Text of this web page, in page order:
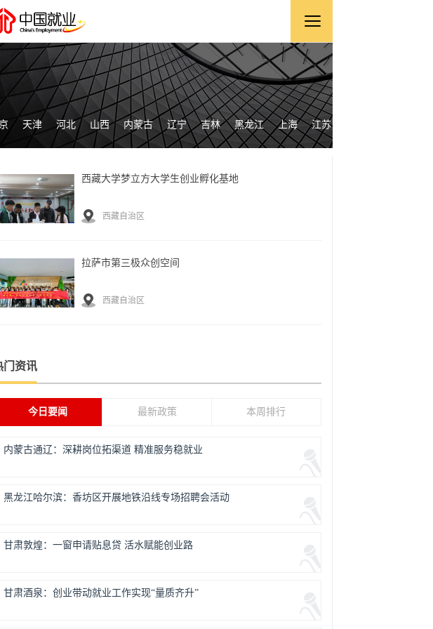
天津 河北 山西 内蒙古 辽宁 吉林 黑龙江 上海 江苏
西藏大学梦立方大学生创业孵化基地
西藏自治区
拉萨市第三极众创空间
西藏自治区
门资讯
今日要闻 最新政策 本周排行
内蒙古通辽：深耕岗位拓渠道 精准服务稳就业
黑龙江哈尔滨：香坊区开展地铁沿线专场招聘会活动
甘肃敦煌：一窗申请贴息贷 活水赋能创业路
甘肃酒泉：创业带动就业工作实现“量质齐升”